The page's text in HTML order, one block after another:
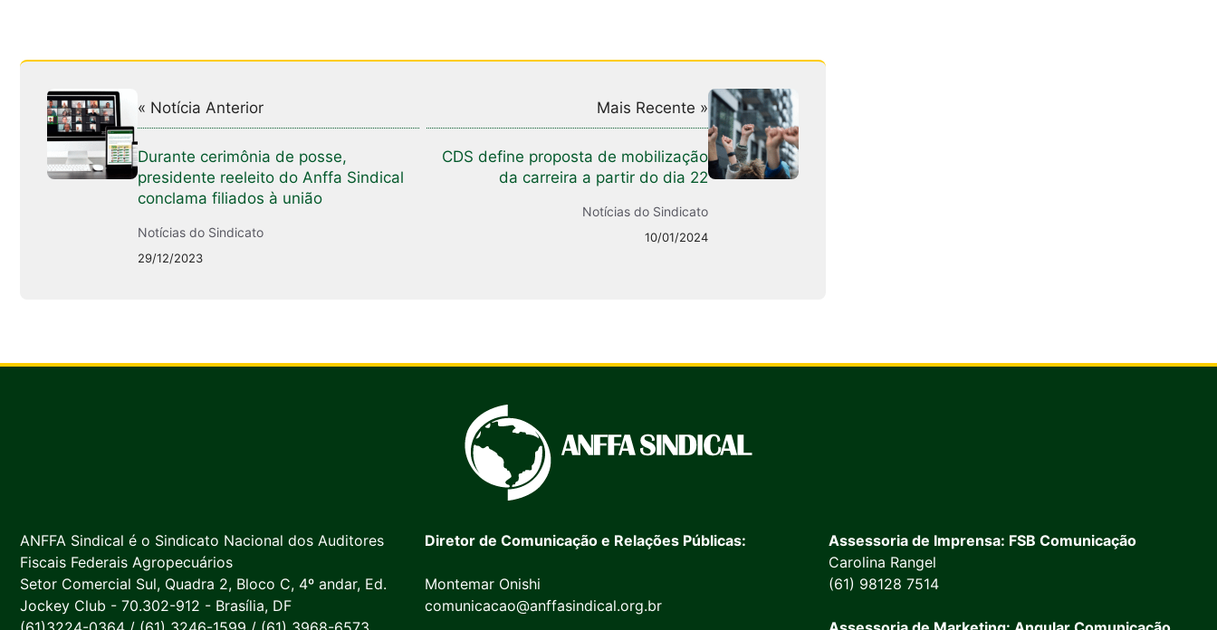
« Notícia Anterior
Durante cerimônia de posse,
presidente reeleito do Anffa Sindical
conclama filiados à união
Notícias do Sindicato
29/12/2023
Mais Recente »
CDS define proposta de mobilização
da carreira a partir do dia 22
Notícias do Sindicato
10/01/2024
ANFFA Sindical é o Sindicato Nacional dos Auditores
Fiscais Federais Agropecuários
Setor Comercial Sul, Quadra 2, Bloco C, 4º andar, Ed.
Jockey Club - 70.302-912 - Brasília, DF
Diretor de Comunicação e Relações Públicas:
Montemar Onishi
comunicacao@anffasindical.org.br
Assessoria de Imprensa: FSB Comunicação
Carolina Rangel
(61) 98128 7514